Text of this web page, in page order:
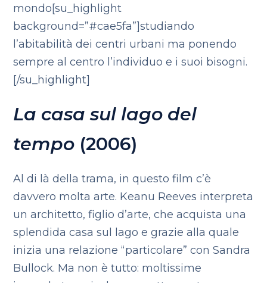
mondo[su_highlight
background=”#cae5fa”]studiando
l’abitabilità dei centri urbani ma ponendo
sempre al centro l’individuo e i suoi bisogni.
[/su_highlight]
La casa sul lago del
tempo (2006)
Al di là della trama, in questo film c’è
davvero molta arte. Keanu Reeves interpreta
un architetto, figlio d’arte, che acquista una
splendida casa sul lago e grazie alla quale
inizia una relazione “particolare” con Sandra
Bullock. Ma non è tutto: moltissime